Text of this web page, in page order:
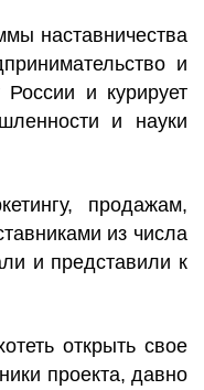
наставничества
и
и курирует
и науки
продажам,
из числа
и представили к
открыть свое
проекта, давно